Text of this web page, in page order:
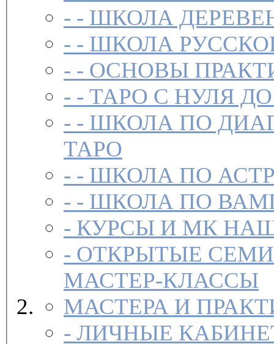
- - ШКОЛА
- - ШКОЛА
- - ОСНОВЫ
- - ТАРО С НУЛЯ
- - ШКОЛА ПО
ТАРО
- - ШКОЛА ПО
- - ШКОЛА ПО
-
- ОТКРЫТЫЕ
МАСТЕР-КЛАССЫ
МАСТЕРА И
- ЛИЧНЫЕ